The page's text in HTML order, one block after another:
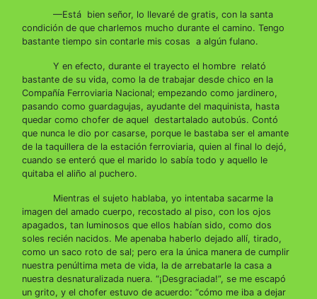
—Está bien señor, lo llevaré de gratis, con la santa
condición de que charlemos mucho durante el camino. Tengo
bastante tiempo sin contarle mis cosas a algún fulano.
Y en efecto, durante el trayecto el hombre relató
bastante de su vida, como la de trabajar desde chico en la
Compañía Ferroviaria Nacional; empezando como jardinero,
pasando como guardagujas, ayudante del maquinista, hasta
quedar como chofer de aquel destartalado autobús. Contó
que nunca le dio por casarse, porque le bastaba ser el amante
de la taquillera de la estación ferroviaria, quien al final lo dejó,
cuando se enteró que el marido lo sabía todo y aquello le
quitaba el aliño al puchero.
Mientras el sujeto hablaba, yo intentaba sacarme la
imagen del amado cuerpo, recostado al piso, con los ojos
apagados, tan luminosos que ellos habían sido, como dos
soles recién nacidos. Me apenaba haberlo dejado allí, tirado,
como un saco roto de sal; pero era la única manera de cumplir
nuestra penúltima meta de vida, la de arrebatarle la casa a
nuestra desnaturalizada nuera. “¡Desgraciada!”, se me escapó
un grito, y el chofer estuvo de acuerdo: “cómo me iba a dejar